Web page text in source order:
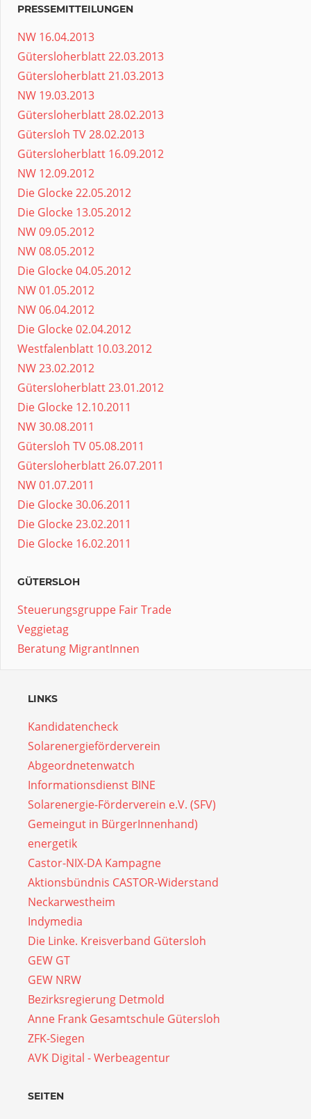
PRESSEMITTEILUNGEN
NW 16.04.2013
Gütersloherblatt 22.03.2013
Gütersloherblatt 21.03.2013
NW 19.03.2013
Gütersloherblatt 28.02.2013
Gütersloh TV 28.02.2013
Gütersloherblatt 16.09.2012
NW 12.09.2012
Die Glocke 22.05.2012
Die Glocke 13.05.2012
NW 09.05.2012
NW 08.05.2012
Die Glocke 04.05.2012
NW 01.05.2012
NW 06.04.2012
Die Glocke 02.04.2012
Westfalenblatt 10.03.2012
NW 23.02.2012
Gütersloherblatt 23.01.2012
Die Glocke 12.10.2011
NW 30.08.2011
Gütersloh TV 05.08.2011
Gütersloherblatt 26.07.2011
NW 01.07.2011
Die Glocke 30.06.2011
Die Glocke 23.02.2011
Die Glocke 16.02.2011
GÜTERSLOH
Steuerungsgruppe Fair Trade
Veggietag
Beratung MigrantInnen
LINKS
Kandidatencheck
Solarenergieförderverein
Abgeordnetenwatch
Informationsdienst BINE
Solarenergie-Förderverein e.V. (SFV)
Gemeingut in BürgerInnenhand)
energetik
Castor-NIX-DA Kampagne
Aktionsbündnis CASTOR-Widerstand
Neckarwestheim
Indymedia
Die Linke. Kreisverband Gütersloh
GEW GT
GEW NRW
Bezirksregierung Detmold
Anne Frank Gesamtschule Gütersloh
ZFK-Siegen
AVK Digital - Werbeagentur
SEITEN